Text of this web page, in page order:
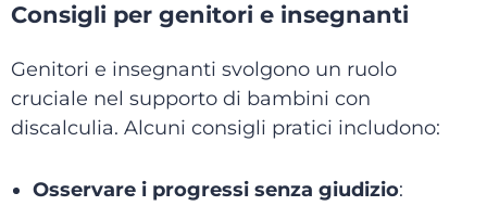
Consigli per genitori e insegnanti
Genitori e insegnanti svolgono un ruolo
cruciale nel supporto di bambini con
discalculia. Alcuni consigli pratici includono:
Osservare i progressi senza giudizio: